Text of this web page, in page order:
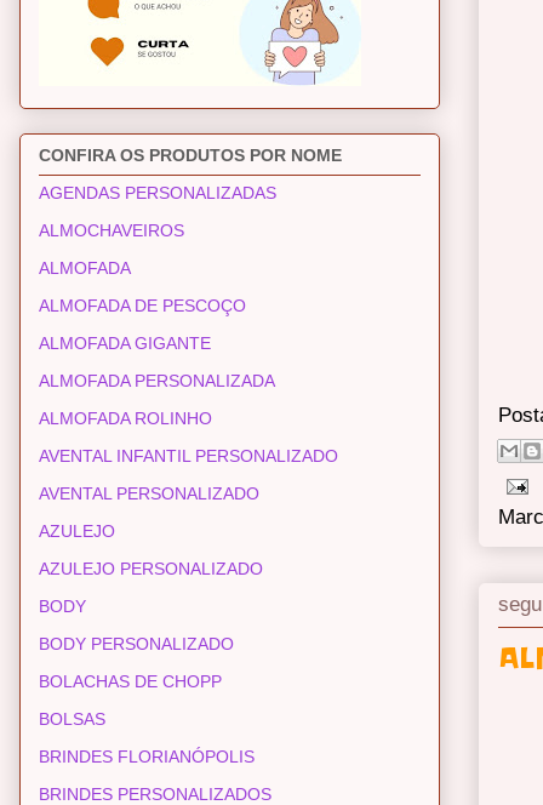
CONFIRA OS PRODUTOS POR NOME
AGENDAS PERSONALIZADAS
ALMOCHAVEIROS
ALMOFADA
ALMOFADA DE PESCOÇO
ALMOFADA GIGANTE
ALMOFADA PERSONALIZADA
ALMOFADA ROLINHO
AVENTAL INFANTIL PERSONALIZADO
AVENTAL PERSONALIZADO
AZULEJO
AZULEJO PERSONALIZADO
BODY
BODY PERSONALIZADO
BOLACHAS DE CHOPP
BOLSAS
BRINDES FLORIANÓPOLIS
BRINDES PERSONALIZADOS